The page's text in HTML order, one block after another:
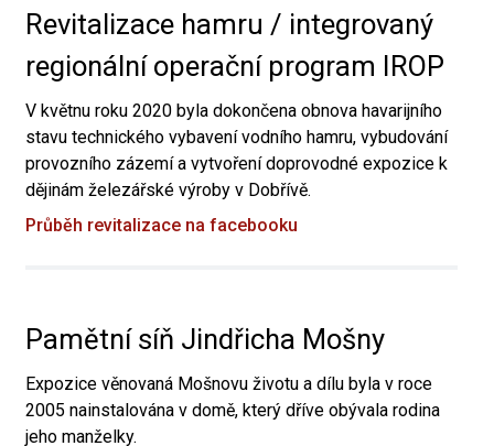
Revitalizace hamru / integrovaný
regionální operační program IROP
V květnu roku 2020 byla dokončena obnova havarijního
stavu technického vybavení vodního hamru, vybudování
provozního zázemí a vytvoření doprovodné expozice k
dějinám železářské výroby v Dobřívě.
Průběh revitalizace na facebooku
Pamětní síň Jindřicha Mošny
Expozice věnovaná Mošnovu životu a dílu byla v roce
2005 nainstalována v domě, který dříve obývala rodina
jeho manželky.